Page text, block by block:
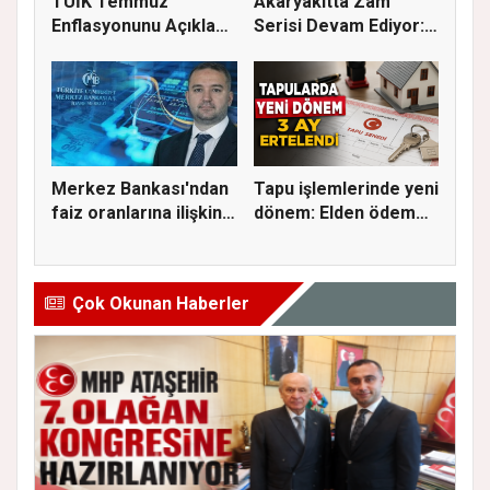
Enflasyonunu Açıkladı:
Serisi Devam Ediyor:
Merkez Bankası'ndan
faiz oranlarına ilişkin
Tapu işlemlerinde yeni
dönem: Elden ödeme
Çok Okunan Haberler